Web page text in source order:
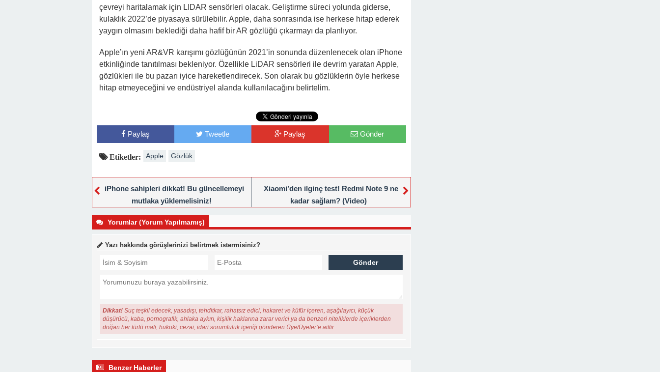
çevreyi haritalamak için LIDAR sensörleri olacak. Geliştirme süreci yolunda giderse,
kulaklık 2022’de piyasaya sürülebilir. Apple, daha sonrasında ise herkese hitap ederek
yaygın olmasını beklediği daha hafif bir AR gözlüğü çıkarmayı da planlıyor.
Apple’ın yeni AR&VR karışımı gözlüğünün 2021’in sonunda düzenlenecek olan iPhone
etkinliğinde tanıtılması bekleniyor. Özellikle LiDAR sensörleri ile devrim yaratan Apple,
gözlükleri ile bu pazarı iyice hareketlendirecek. Son olarak bu gözlüklerin öyle herkese
hitap etmeyeceğini ve endüstriyel alanda kullanılacağını belirtelim.
Paylaş Tweetle Paylaş Gönder
Etiketler: Apple Gözlük
iPhone sahipleri dikkat! Bu güncellemeyi
mutlaka yüklemelisiniz!
Xiaomi’den ilginç test! Redmi Note 9 ne
kadar sağlam? (Video)
Yorumlar (Yorum Yapılmamış)
Yazı hakkında görüşlerinizi belirtmek istermisiniz?
Dikkat! Suç teşkil edecek, yasadışı, tehditkar, rahatsız edici, hakaret ve küfür içeren, aşağılayıcı, küçük
düşürücü, kaba, pornografik, ahlaka aykırı, kişilik haklarına zarar verici ya da benzeri niteliklerde içeriklerden
doğan her türlü mali, hukuki, cezai, idari sorumluluk içeriği gönderen Üye/Üyeler’e aittir.
Benzer Haberler